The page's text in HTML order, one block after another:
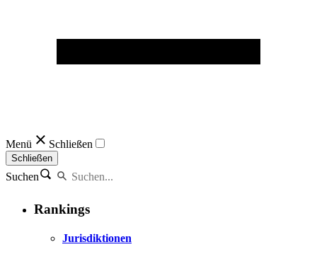
Menü Schließen
Schließen
Suchen
Rankings
Jurisdiktionen